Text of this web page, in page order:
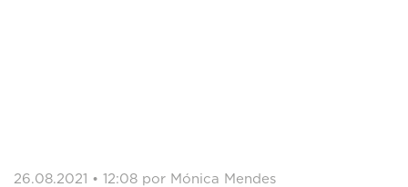
26.08.2021 • 12:08 por Mónica Mendes